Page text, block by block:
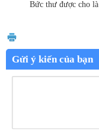
Bức thư được cho
Gửi ý kiến của bạn